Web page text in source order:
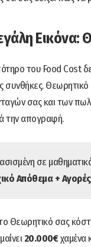
Εικόνα:
του Food Cost
συνθήκες.
σας και των
την απογραφή.
σε
Απόθεμα +
Θεωρητικό σας
20.000€χαμένα